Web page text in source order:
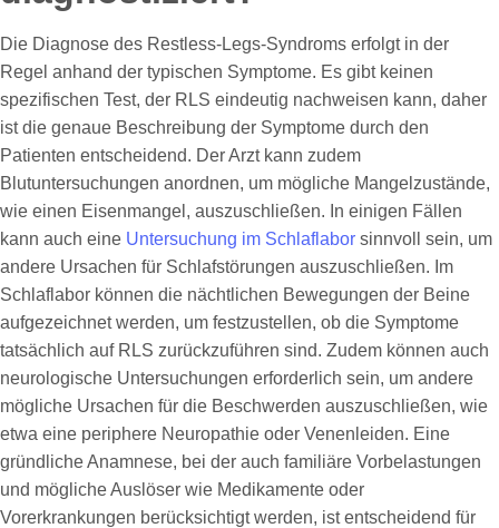
Die Diagnose des Restless-Legs-Syndroms erfolgt in der
Regel anhand der typischen Symptome. Es gibt keinen
spezifischen Test, der RLS eindeutig nachweisen kann, daher
ist die genaue Beschreibung der Symptome durch den
Patienten entscheidend. Der Arzt kann zudem
Blutuntersuchungen anordnen, um mögliche Mangelzustände,
wie einen Eisenmangel, auszuschließen. In einigen Fällen
kann auch eine Untersuchung im Schlaflabor sinnvoll sein, um
andere Ursachen für Schlafstörungen auszuschließen. Im
Schlaflabor können die nächtlichen Bewegungen der Beine
aufgezeichnet werden, um festzustellen, ob die Symptome
tatsächlich auf RLS zurückzuführen sind. Zudem können auch
neurologische Untersuchungen erforderlich sein, um andere
mögliche Ursachen für die Beschwerden auszuschließen, wie
etwa eine periphere Neuropathie oder Venenleiden. Eine
gründliche Anamnese, bei der auch familiäre Vorbelastungen
und mögliche Auslöser wie Medikamente oder
Vorerkrankungen berücksichtigt werden, ist entscheidend für